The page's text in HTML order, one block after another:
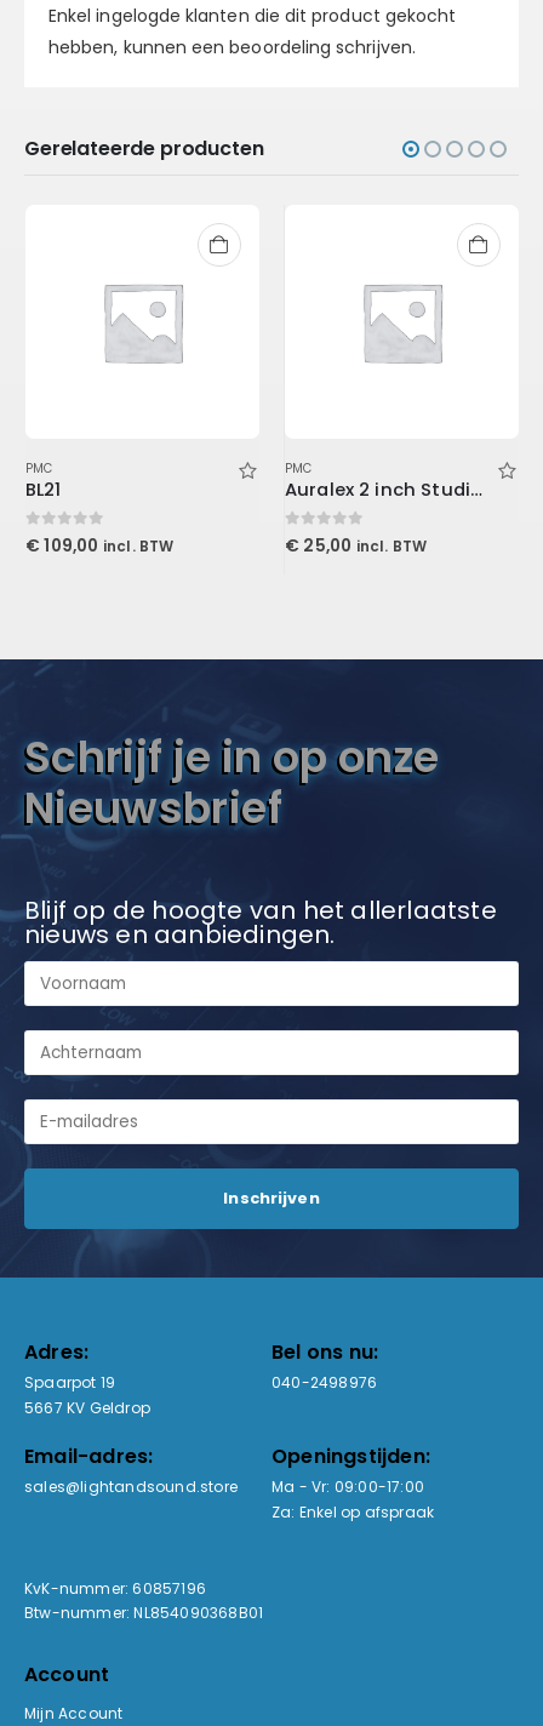
Enkel ingelogde klanten die dit product gekocht
hebben, kunnen een beoordeling schrijven.
Gerelateerde producten
PMC
BL21
0out of 5
€ 109,00 incl. BTW
PMC
Auralex 2 inch Studiofoam-T
0out of 5
€ 25,00 incl. BTW
Schrijf je in op onze
Nieuwsbrief
Blijf op de hoogte van het allerlaatste
nieuws en aanbiedingen.
Adres:
Spaarpot 19
5667 KV Geldrop
Bel ons nu:
040-2498976
Email-adres:
sales@lightandsound.store
Openingstijden:
Ma - Vr: 09:00-17:00
Za: Enkel op afspraak
KvK-nummer: 60857196
Btw-nummer: NL854090368B01
Account
Mijn Account